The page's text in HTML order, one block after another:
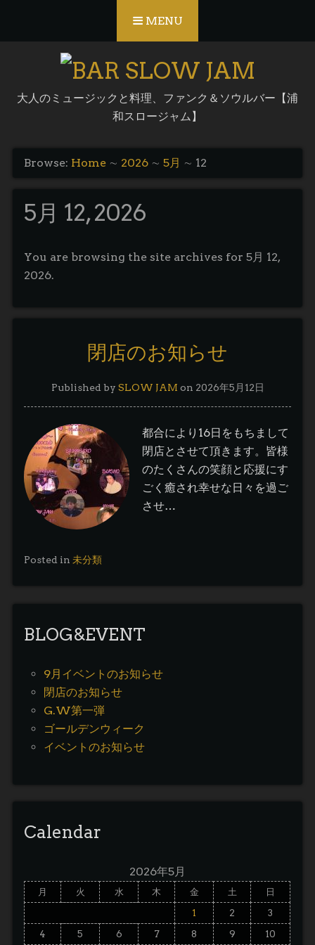
MENU
大人のミュージックと料理、ファンク＆ソウルバー【浦
和スロージャム】
Browse: Home ∼ 2026 ∼ 5月 ∼ 12
5月 12, 2026
You are browsing the site archives for 5月 12,
2026.
閉店のお知らせ
Published by SLOW JAM on 2026年5月12日
都合により16日をもちまして
閉店とさせて頂きます。皆様
のたくさんの笑顔と応援にす
ごく癒され幸せな日々を過ご
させ…
Posted in未分類
BLOG&EVENT
9月イベントのお知らせ
閉店のお知らせ
G.W第一弾
ゴールデンウィーク
イベントのお知らせ
Calendar
2026年5月
月 火 水 木 金 土
日
1
2
3
4
5 6 7 8 9 10